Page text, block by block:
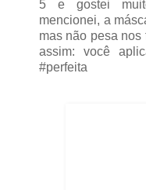
5 e gostei
mencionei, a
mas não pesa
assim: você
#perfeita